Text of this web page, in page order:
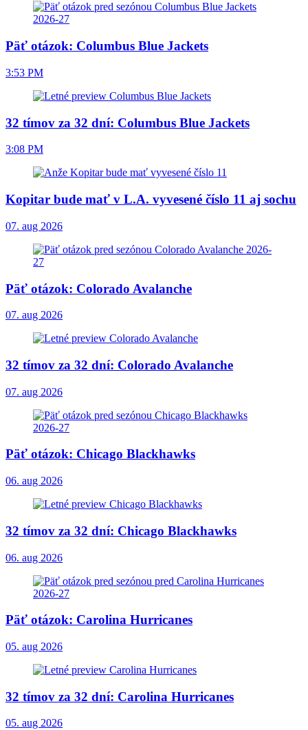
Päť otázok: Columbus Blue Jackets
3:53 PM
32 tímov za 32 dní: Columbus Blue Jackets
3:08 PM
Kopitar bude mať v L.A. vyvesené číslo 11 aj sochu
07. aug 2026
Päť otázok: Colorado Avalanche
07. aug 2026
32 tímov za 32 dní: Colorado Avalanche
07. aug 2026
Päť otázok: Chicago Blackhawks
06. aug 2026
32 tímov za 32 dní: Chicago Blackhawks
06. aug 2026
Päť otázok: Carolina Hurricanes
05. aug 2026
32 tímov za 32 dní: Carolina Hurricanes
05. aug 2026